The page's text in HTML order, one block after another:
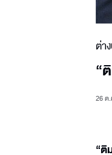
ต่า
“
26 ต
“ติ